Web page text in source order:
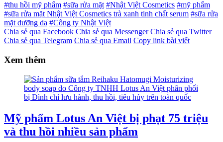
#thu hồi mỹ phẩm #sữa rửa mặt #Nhật Việt Cosmetics #mỹ phẩm
#sữa rửa mặt Nhật Việt Cosmetics trà xanh tinh chất serum #sữa rửa
mặt dưỡng da #Công ty Nhật Việt
Chia sẻ qua Facebook Chia sẻ qua Messenger Chia sẻ qua Twitter
Chia sẻ qua Telegram Chia sẻ qua Email Copy link bài viết
Xem thêm
Mỹ phẩm Lotus An Việt bị phạt 75 triệu
và thu hồi nhiều sản phẩm